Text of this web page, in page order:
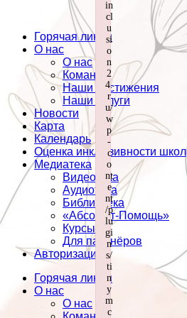
Горячая линия
О нас
О нас
Команда
Наши достижения
Наши услуги
Новости
Карта
Календарь
Оценка инклюзивности школ
Медиатека
Видеотека
Аудиотека
Библиотека
«Абсолют-Помощь»
Курсы
Для партнёров
Авторизация
Горячая линия
О нас
О нас
in
cl
u
si
o
n
2
4.
r
u/
w
p
-
c
o
nt
e
nt
/p
lu
gi
n
s/
ti
n
y
m
c